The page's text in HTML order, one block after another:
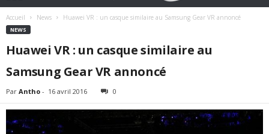
Accueil News Huawei VR : un casque similaire au Samsung Gear VR annoncé
NEWS
Huawei VR : un casque similaire au
Samsung Gear VR annoncé
Par Antho - 16 avril 2016 0